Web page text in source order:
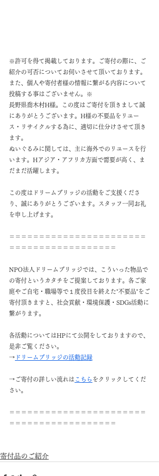
※許可を得て掲載しております。ご寄付の際に、ご
紹介の可否についてお伺いさせて頂いております。
また、個人や寄付者様の情報に繋がる内容について
投稿する事はございません。※
長野県喬木村H様。この度はご寄付を頂きまして誠
にありがとうございます。H様の不要品をリユー
ス・リサイクルする為に、適切に仕分けさせて頂き
ます。
ぬいぐるみに関しては、主に海外でのリユースを行
います。Hアジア・アフリカ方面で需要が高く、ま
だまだ活躍します。
この度はドリームブリッジの活動をご支援くださ
り、誠にありがとうございます。スタッフ一同お礼
を申し上げます。
＝＝＝＝＝＝＝＝＝＝＝＝＝＝＝＝＝＝＝＝＝＝＝
＝＝＝＝＝＝＝＝＝＝＝＝＝＝＝＝＝＝
NPO法人ドリームブリッジでは、こういった物品で
の寄付というカタチをご提案しております。各ご家
庭やご自宅・職場等で１度役目を終えた"不要品"をご
寄付頂きますと、社会貢献・環境保護・SDGs活動に
繋がります。
各活動についてはHPにて公開をしておりますので、
是非ご覧ください。
→ ドリームブリッジの活動記録
→ご寄付の詳しい流れは こちら をクリックしてくだ
さい。
＝＝＝＝＝＝＝＝＝＝＝＝＝＝＝＝＝＝＝＝＝＝＝
＝＝＝＝＝＝＝＝＝＝＝＝＝＝＝＝＝＝
寄付品のご紹介